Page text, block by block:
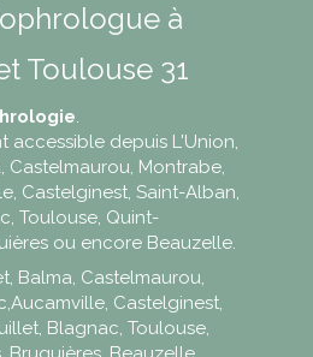
à
Toulouse 31
.
accessible depuis L'Union,
Castelmaurou, Montrabe,
Castelginest, Saint-Alban,
Toulouse, Quint-
ou encore Beauzelle.
Balma, Castelmaurou,
Castelginest,
Blagnac, Toulouse,